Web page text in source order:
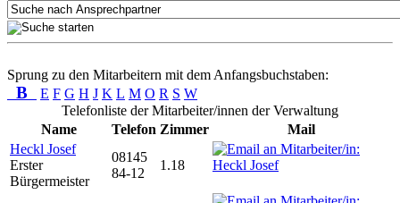
Sprung zu den Mitarbeitern mit dem Anfangsbuchstaben:
B E F G H J K L M O R S W
Telefonliste der Mitarbeiter/innen der Verwaltung
Name
Telefon Zimmer
Mail
Heckl Josef
Erster
Bürgermeister
08145
84-12
1.18